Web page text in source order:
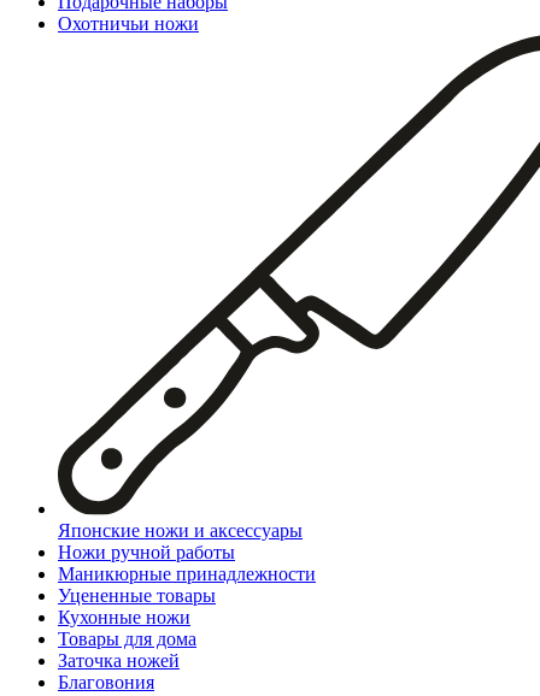
Охотничьи ножи
Японские ножи и аксессуары
Ножи ручной работы
Маникюрные принадлежности
Уцененные товары
Кухонные ножи
Товары для дома
Заточка ножей
Благовония